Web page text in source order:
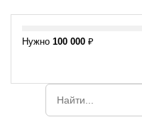
Нужно 100 000 ₽